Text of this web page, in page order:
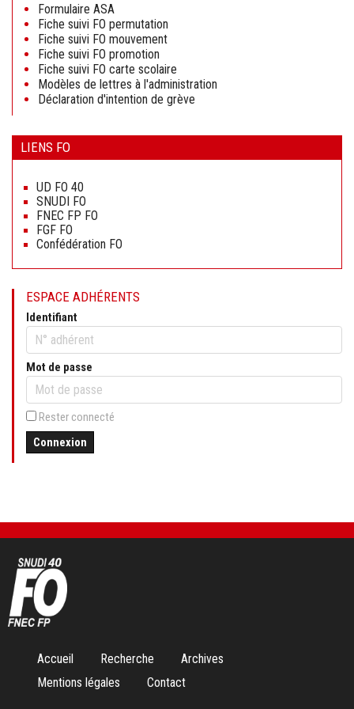
Formulaire ASA
Fiche suivi FO permutation
Fiche suivi FO mouvement
Fiche suivi FO promotion
Fiche suivi FO carte scolaire
Modèles de lettres à l'administration
Déclaration d'intention de grève
LIENS FO
contenu
UD FO 40
SNUDI FO
FNEC FP FO
FGF FO
Confédération FO
ESPACE ADHÉRENTS
Identifiant
Mot de passe
Rester connecté
Connexion
Aller
contenu
Accueil Recherche
Archives
Mentions légales
Contact